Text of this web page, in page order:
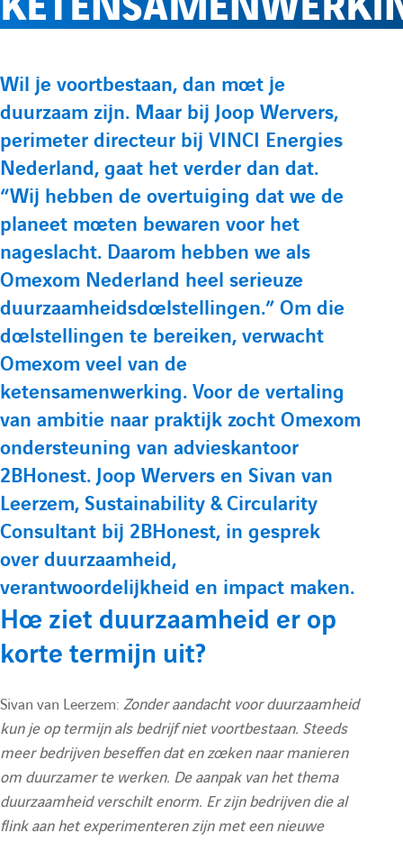
p
e
L
n
k
e
d
i
n
e
O
m
e
x
m
N
e
w
p
e
Y
o
t
u
b
e
d
O
m
e
x
o
e
w
l
r
m
u
l
a
i
e
d
e
P
r
é
s
e
n
t
a
t
i
o
n
:
Wil je voortbestaan, dan moet je
duurzaam zijn. Maar bij Joop Wervers,
perimeter directeur bij VINCI Energies
Nederland, gaat het verder dan dat.
“Wij hebben de overtuiging dat we de
planeet moeten bewaren voor het
nageslacht. Daarom hebben we als
Omexom Nederland heel serieuze
duurzaamheidsdoelstellingen.” Om die
doelstellingen te bereiken, verwacht
Omexom veel van de
ketensamenwerking. Voor de vertaling
van ambitie naar praktijk zocht Omexom
ondersteuning van advieskantoor
2BHonest. Joop Wervers en Sivan van
Leerzem, Sustainability & Circularity
Consultant bij 2BHonest, in gesprek
over duurzaamheid,
verantwoordelijkheid en impact maken.
Hoe ziet duurzaamheid er op
korte termijn uit?
Sivan van Leerzem: Zonder aandacht voor duurzaamheid
kun je op termijn als bedrijf niet voortbestaan. Steeds
meer bedrijven beseffen dat en zoeken naar manieren
om duurzamer te werken. De aanpak van het thema
duurzaamheid verschilt enorm. Er zijn bedrijven die al
flink aan het experimenteren zijn met een nieuwe